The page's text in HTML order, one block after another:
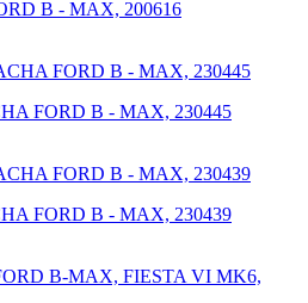
B - MAX, 200616
FORD B - MAX, 230445
FORD B - MAX, 230439